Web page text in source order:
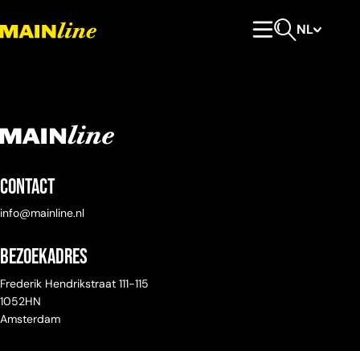
NL
Contact
info@mainline.nl
Bezoekadres
Frederik Hendrikstraat 111-115
1052HN
Amsterdam